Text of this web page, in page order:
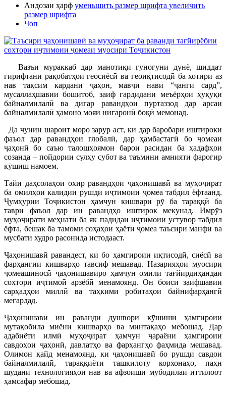
Андозаи ҳарф уменьшить размер шрифта увеличить
размер шрифта
Чоп
Вазъи мураккаб дар манотиқи гуногуни дунё, шиддат
гирифтани рақобатҳои геосиёсӣ ва геоиқтисодӣ ба хотири аз
нав тақсим кардани ҷаҳон, мавҷи нави “ҷанги сард”,
мусаллаҳшавии бошитоб, заиф гардидани меъёрҳои ҳуқуқи
байналмилалӣ ва дигар равандҳои пуртаззод дар арсаи
байналмилалӣ ҳамоно мояи нигаронӣ боқӣ мемонад.
Да чунин шароит моро зарур аст, ки дар баробари иштироки
фаъол дар равандҳои глобалӣ, дар ҳамбастагӣ бо ҷомеаи
ҷаҳонӣ бо саъю талошҳоямон барои расидан ба ҳадафҳои
созанда – пойдории сулҳу субот ва таъмини амнияти фарогир
кӯшиш намоем.
Тайи даҳсолаҳои охир равандҳои ҷаҳонишавӣ ва муҳоҷират
ба омилҳои калидии рушди иҷтимоии ҷомеа табдил ёфтаанд.
Ҷумҳурии Тоҷикистон ҳамчун кишвари рӯ ба тараққӣ ба
таври фаъол дар ин равандҳо иштирок мекунад. Имрӯз
муҳоҷирати меҳнатӣ ба як падидаи иҷтимоии устувор табдил
ёфта, бешак ба тамоми соҳаҳои ҳаёти ҷомеа таъсири манфӣ ва
мусбати худро расонида истодааст.
Ҷаҳонишавӣ равандест, ки бо ҳамгироии иқтисодӣ, сиёсӣ ва
фарҳангии кишварҳо тавсиф мешавад. Назарияҳои муосири
ҷомеашиносӣ ҷаҳонишавиро ҳамчун омили тағйирдиҳандаи
сохтори иҷтимоӣ арзёбӣ менамоянд. Он боиси заифшавии
сарҳадҳои миллӣ ва таҳкими робитаҳои байнифарҳангӣ
мегардад.
Ҷаҳонишавӣ ин раванди душвори кӯшиши ҳамгироии
мутақобила миёни кишварҳо ва минтақаҳо мебошад. Дар
адабиёти илмӣ муҳоҷират ҳамчун ҷараёни ҳамгироии
савдоҳои ҷаҳонӣ, давлатҳо ва фарҳангҳо фаҳмида мешавад.
Олимон қайд менамоянд, ки ҷаҳонишавӣ бо рушди савдои
байналмилалӣ, тараққиёти ташкилоту корхонаҳо, паҳн
шудани технологияҳои нав ва афзоиши мубодилаи иттилоот
ҳамсафар мебошад.